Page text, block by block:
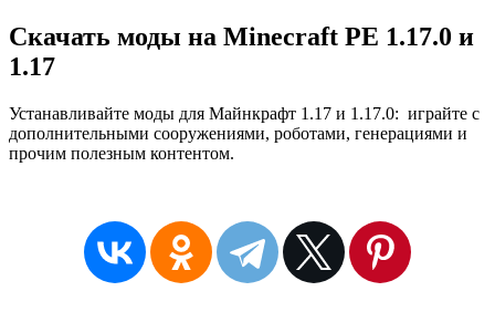
Скачать моды на Minecraft PE 1.17.0 и
1.17
Устанавливайте моды для Майнкрафт 1.17 и 1.17.0: играйте с
дополнительными сооружениями, роботами, генерациями и
прочим полезным контентом.